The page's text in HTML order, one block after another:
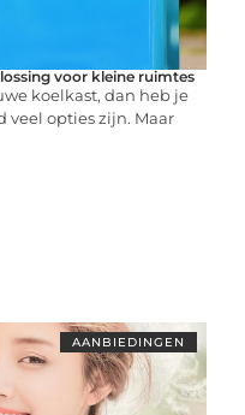
voor kleine ruimtes
koelkast, dan heb je
veel opties zijn. Maar
AANBIEDINGEN